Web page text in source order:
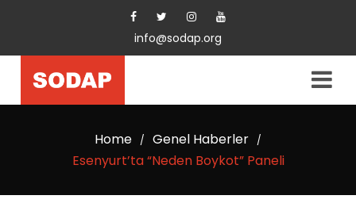
info@sodap.org
Home / Genel Haberler /
Esenyurt’ta “Neden Boykot” Paneli